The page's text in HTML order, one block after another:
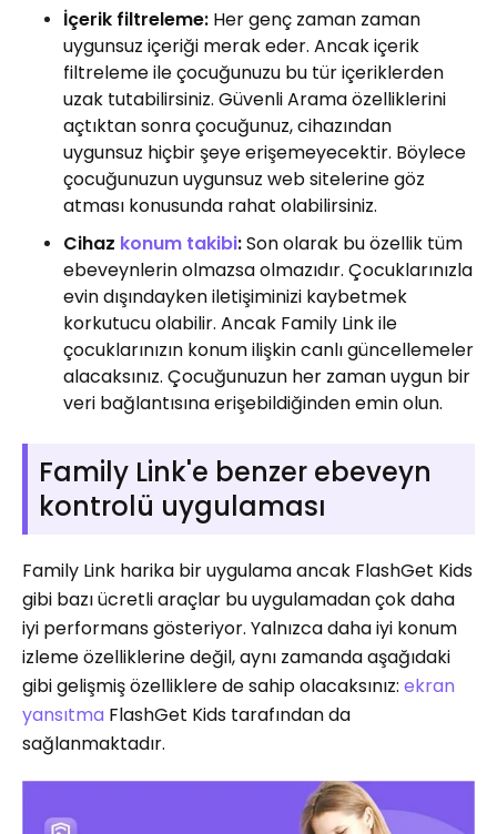
İçerik filtreleme: Her genç zaman zaman
uygunsuz içeriği merak eder. Ancak içerik
filtreleme ile çocuğunuzu bu tür içeriklerden
uzak tutabilirsiniz. Güvenli Arama özelliklerini
açtıktan sonra çocuğunuz, cihazından
uygunsuz hiçbir şeye erişemeyecektir. Böylece
çocuğunuzun uygunsuz web sitelerine göz
atması konusunda rahat olabilirsiniz.
Cihaz konum takibi:Son olarak bu özellik tüm
ebeveynlerin olmazsa olmazıdır. Çocuklarınızla
evin dışındayken iletişiminizi kaybetmek
korkutucu olabilir. Ancak Family Link ile
çocuklarınızın konum ilişkin canlı güncellemeler
alacaksınız. Çocuğunuzun her zaman uygun bir
veri bağlantısına erişebildiğinden emin olun.
Family Link'e benzer ebeveyn
kontrolü uygulaması
Family Link harika bir uygulama ancak FlashGet Kids
gibi bazı ücretli araçlar bu uygulamadan çok daha
iyi performans gösteriyor. Yalnızca daha iyi konum
izleme özelliklerine değil, aynı zamanda aşağıdaki
gibi gelişmiş özelliklere de sahip olacaksınız: ekran
yansıtma FlashGet Kids tarafından da
sağlanmaktadır.